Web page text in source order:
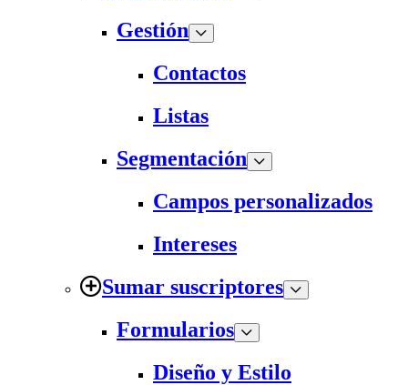
Gestión
Contactos
Listas
Segmentación
Campos personalizados
Intereses
Sumar suscriptores
Formularios
Diseño y Estilo